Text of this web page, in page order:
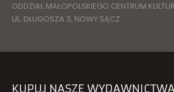
KUPUJ NASZE
ODDZIAŁ MAŁOPOLSKIEGO CENTRUM
UL. DŁUGOSZA 3, NOWY SĄCZ